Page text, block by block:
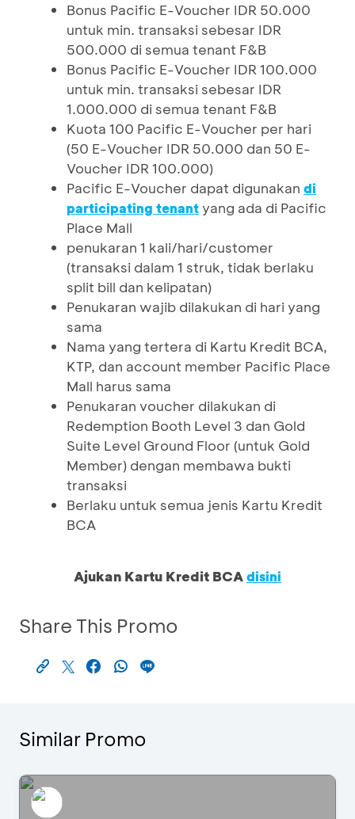
Bonus Pacific E-Voucher IDR 50.000
untuk min. transaksi sebesar IDR
500.000 di semua tenant F&B
Bonus Pacific E-Voucher IDR 100.000
untuk min. transaksi sebesar IDR
1.000.000 di semua tenant F&B
Kuota 100 Pacific E-Voucher per hari
(50 E-Voucher IDR 50.000 dan 50 E-
Voucher IDR 100.000)
Pacific E-Voucher dapat digunakan di
participating tenant yang ada di Pacific
Place Mall
penukaran 1 kali/hari/customer
(transaksi dalam 1 struk, tidak berlaku
split bill dan kelipatan)
Penukaran wajib dilakukan di hari yang
sama
Nama yang tertera di Kartu Kredit BCA,
KTP, dan account member Pacific Place
Mall harus sama
Penukaran voucher dilakukan di
Redemption Booth Level 3 dan Gold
Suite Level Ground Floor (untuk Gold
Member) dengan membawa bukti
transaksi
Berlaku untuk semua jenis Kartu Kredit
BCA
Ajukan Kartu Kredit BCAdisini
Share This Promo
Similar Promo